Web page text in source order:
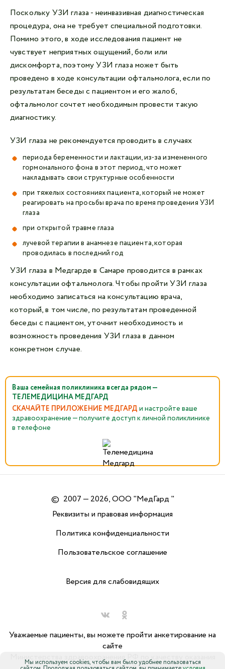
Поскольку УЗИ глаза - неинвазивная диагностическая
процедура, она не требует специальной подготовки.
Помимо этого, в ходе исследования пациент не
чувствует неприятных ощущений, боли или
дискомфорта, поэтому УЗИ глаза может быть
проведено в ходе консультации офтальмолога, если по
результатам беседы с пациентом и его жалоб,
офтальмолог сочтет необходимым провести такую
диагностику.
УЗИ глаза не рекомендуется проводить в случаях
периода беременности и лактации, из-за измененного
гормонального фона в этот период, что может
накладывать свои структурные особенности
при тяжелых состояниях пациента, который не может
реагировать на просьбы врача по время проведения УЗИ
глаза
при открытой травме глаза
лучевой терапии в анамнезе пациента, которая
проводилась в последний год
УЗИ глаза в Медгарде в Самаре проводится в рамках
консультации офтальмолога. Чтобы пройти УЗИ глаза
необходимо записаться на консультацию врача,
который, в том числе, по результатам проведенной
беседы с пациентом, уточнит необходимость и
возможность проведения УЗИ глаза в данном
конкретном случае.
Ваша семейная поликлиника всегда рядом —
ТЕЛЕМЕДИЦИНА МЕДГАРД
СКАЧАЙТЕ ПРИЛОЖЕНИЕ МЕДГАРД и настройте ваше
здравоохранение — получите доступ к личной поликлинике
в телефоне
© 2007 — 2026, ООО "МедГард "
Реквизиты и правовая информация
Политика конфиденциальности
Пользовательское соглашение
Версия для слабовидящих
Уважаемые пациенты, вы можете пройти анкетирование на
сайте
Министерства здравоохранения РФ по качеству оказания
Мы используем cookies, чтобы вам было удобнее пользоваться